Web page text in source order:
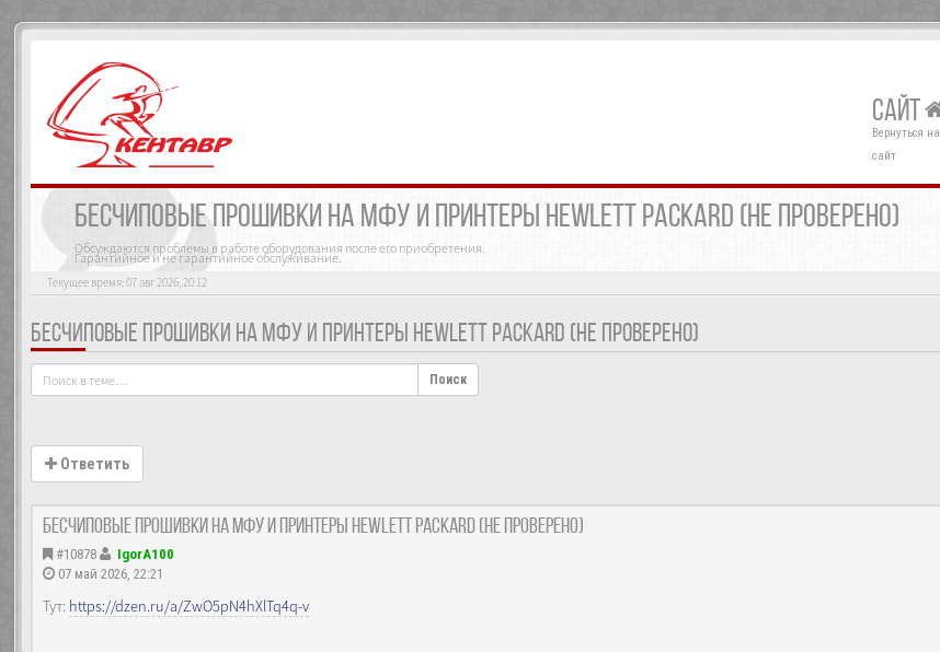
САЙТ
Вернуться на
сайт
БЕСЧИПОВЫЕ ПРОШИВКИ НА МФУ И ПРИНТЕРЫ HEWLETT PACKARD (НЕ ПРОВЕРЕНО)
Обсуждаются проблемы в работе оборудования после его приобретения.
Гарантийное и не гарантийное обслуживание.
Текущее время: 07 авг 2026, 20:12
БЕСЧИПОВЫЕ ПРОШИВКИ НА МФУ И ПРИНТЕРЫ HEWLETT PACKARD (НЕ ПРОВЕРЕНО)
Поиск
Ответить
Бесчиповые прошивки на МФУ и принтеры Hewlett Packard (не проверено)
#10878
IgorA100
07 май 2026, 22:21
Тут: https://dzen.ru/a/ZwO5pN4hXlTq4q-v